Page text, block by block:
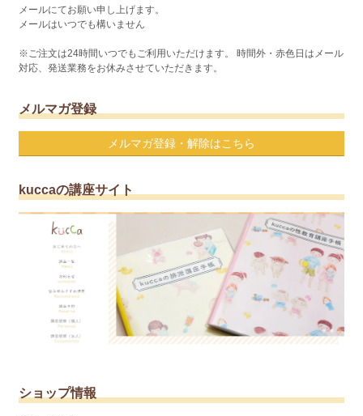
メールにてお願い申し上げます。
メールはいつでも構いません
※ご注文は24時間いつでもご利用いただけます。 時間外・赤色日はメール
対応、発送業務をお休みさせていただきます。
メルマガ登録
メルマガ登録・解除はこちら
kuccaの講座サイト
ショップ情報